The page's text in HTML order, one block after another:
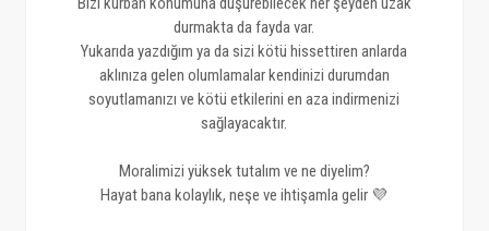
durmakta da fayda var.
Yukarıda yazdığım ya da sizi kötü hissettiren anlarda
aklınıza gelen olumlamalar kendinizi durumdan
soyutlamanızı ve kötü etkilerini en aza indirmenizi
sağlayacaktır.
Moralimizi yüksek tutalım ve ne diyelim?
Hayat bana kolaylık, neşe ve ihtişamla gelir 💜